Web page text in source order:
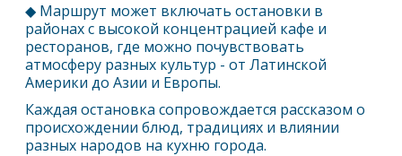
◆ Маршрут может включать остановки в
районах с высокой концентрацией кафе и
ресторанов, где можно почувствовать
атмосферу разных культур - от Латинской
Америки до Азии и Европы.
Каждая остановка сопровождается рассказом о
происхождении блюд, традициях и влиянии
разных народов на кухню города.